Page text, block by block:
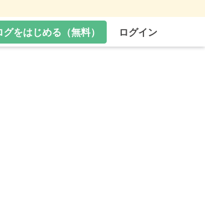
グをはじめる（無料）
ログイン